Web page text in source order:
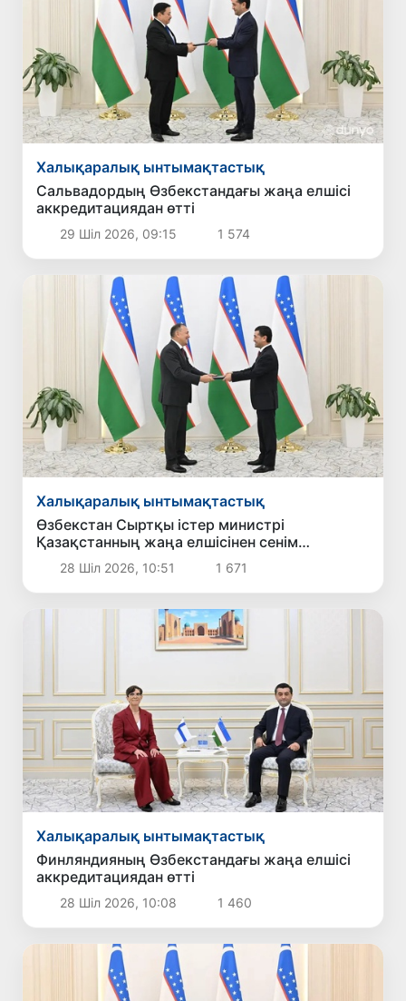
Халықаралық ынтымақтастық
Сальвадордың Өзбекстандағы жаңа елшісі
аккредитациядан өтті
29 Шіл 2026, 09:15 1 574
Халықаралық ынтымақтастық
Өзбекстан Сыртқы істер министрі
Қазақстанның жаңа елшісінен сенім
грамоталарының көшірмелерін қабылдады
28 Шіл 2026, 10:51 1 671
Халықаралық ынтымақтастық
Финляндияның Өзбекстандағы жаңа елшісі
аккредитациядан өтті
28 Шіл 2026, 10:08 1 460